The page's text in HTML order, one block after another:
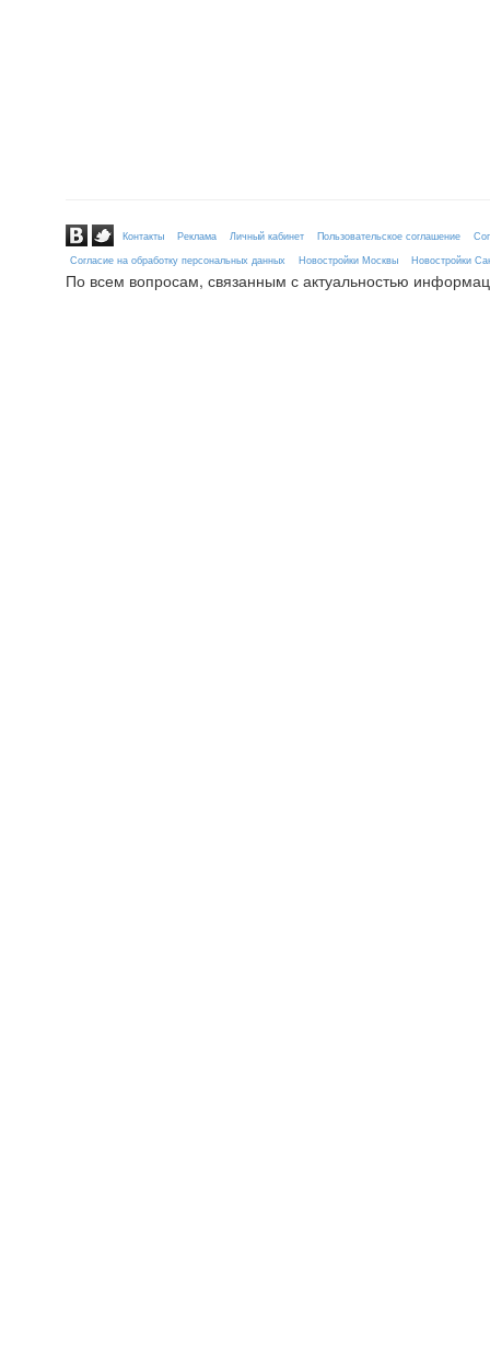
Контакты Реклама Личный кабинет Пользовательское соглашение
Согласие на обработку персональных данных
Новостройки Москвы Новостройки
По всем вопросам, связанным с актуальностью